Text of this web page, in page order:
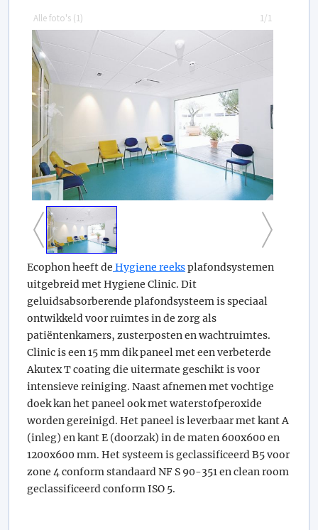
Alle foto's (1) 1/1
Ecophon heeft de Hygiene reeksplafondsystemen
uitgebreid met Hygiene Clinic. Dit
geluidsabsorberende plafondsysteem is speciaal
ontwikkeld voor ruimtes in de zorg als
patiëntenkamers, zusterposten en wachtruimtes.
Clinic is een 15 mm dik paneel met een verbeterde
Akutex T coating die uitermate geschikt is voor
intensieve reiniging. Naast afnemen met vochtige
doek kan het paneel ook met waterstofperoxide
worden gereinigd. Het paneel is leverbaar met kant A
(inleg) en kant E (doorzak) in de maten 600x600 en
1200x600 mm. Het systeem is geclassificeerd B5 voor
zone 4 conform standaard NF S 90-351 en clean room
geclassificeerd conform ISO 5.